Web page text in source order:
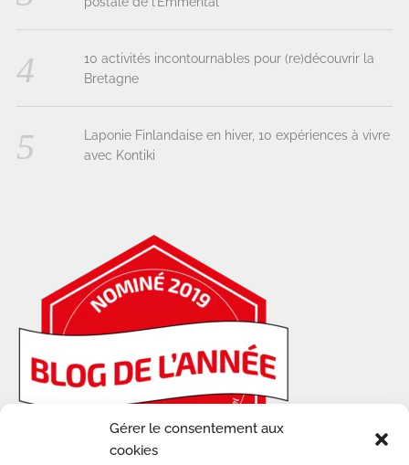
Gérer le consentement aux
cookies
10 activités incontournables pour (re)découvrir la
Bretagne
Laponie Finlandaise en hiver, 10 expériences à vivre
avec Kontiki